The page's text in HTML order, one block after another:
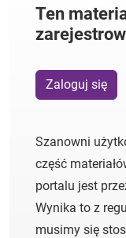
Ten
Zaloguj się
Szanowni
część
portalu jest
Wynika to z
musimy się